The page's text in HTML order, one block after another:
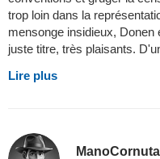
trop loin dans la
mensonge insidieux, Donen
juste titre, très plaisants.
Lire plus
ManoCornuta